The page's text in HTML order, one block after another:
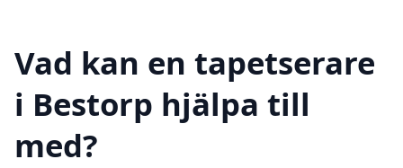
Vad kan en tapetserare
i Bestorp hjälpa till
med?